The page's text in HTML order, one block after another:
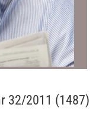
32/2011 (1487)